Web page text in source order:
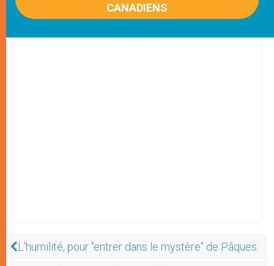
CANADIENS
L'humilité, pour "entrer dans le mystère" de Pâques